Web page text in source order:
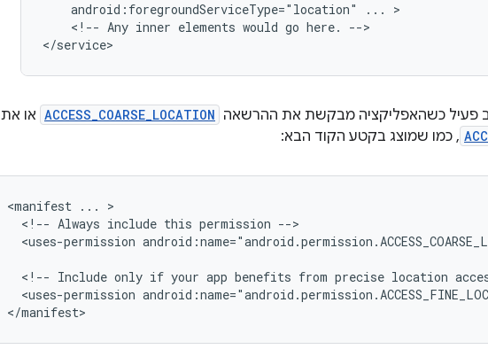
android:foregroundServiceType="location"
...
<!-- Any inner elements would go here.
-->
פעיל כשהאפליקציה מבקשת את ההרשאה ACCESS_COARSE_LOCATION או את
, כמו שמוצג בקטע הקוד הבא:
<manifest ...
<!-- Always include this permission
<uses-permission
<!-- Include only if your app benefits from precise location
<uses-permission